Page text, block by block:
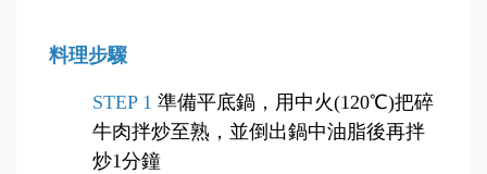
料理步驟
STEP 1 準備平底鍋，用中火(120℃)把碎
牛肉拌炒至熟，並倒出鍋中油脂後再拌
炒1分鐘